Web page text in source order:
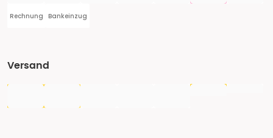
Rechnung Bankeinzug
Versand